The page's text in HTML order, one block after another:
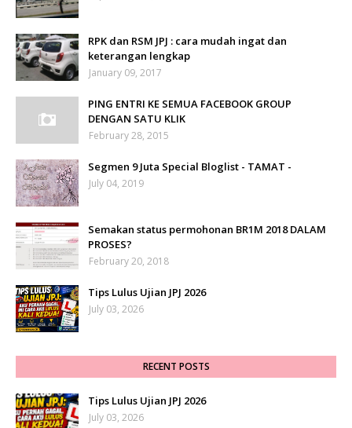
RPK dan RSM JPJ : cara mudah ingat dan
keterangan lengkap
January 09, 2017
PING ENTRI KE SEMUA FACEBOOK GROUP
DENGAN SATU KLIK
February 28, 2015
Segmen 9 Juta Special Bloglist - TAMAT -
July 04, 2019
Semakan status permohonan BR1M 2018 DALAM
PROSES?
February 20, 2018
Tips Lulus Ujian JPJ 2026
July 03, 2026
RECENT POSTS
Tips Lulus Ujian JPJ 2026
July 03, 2026